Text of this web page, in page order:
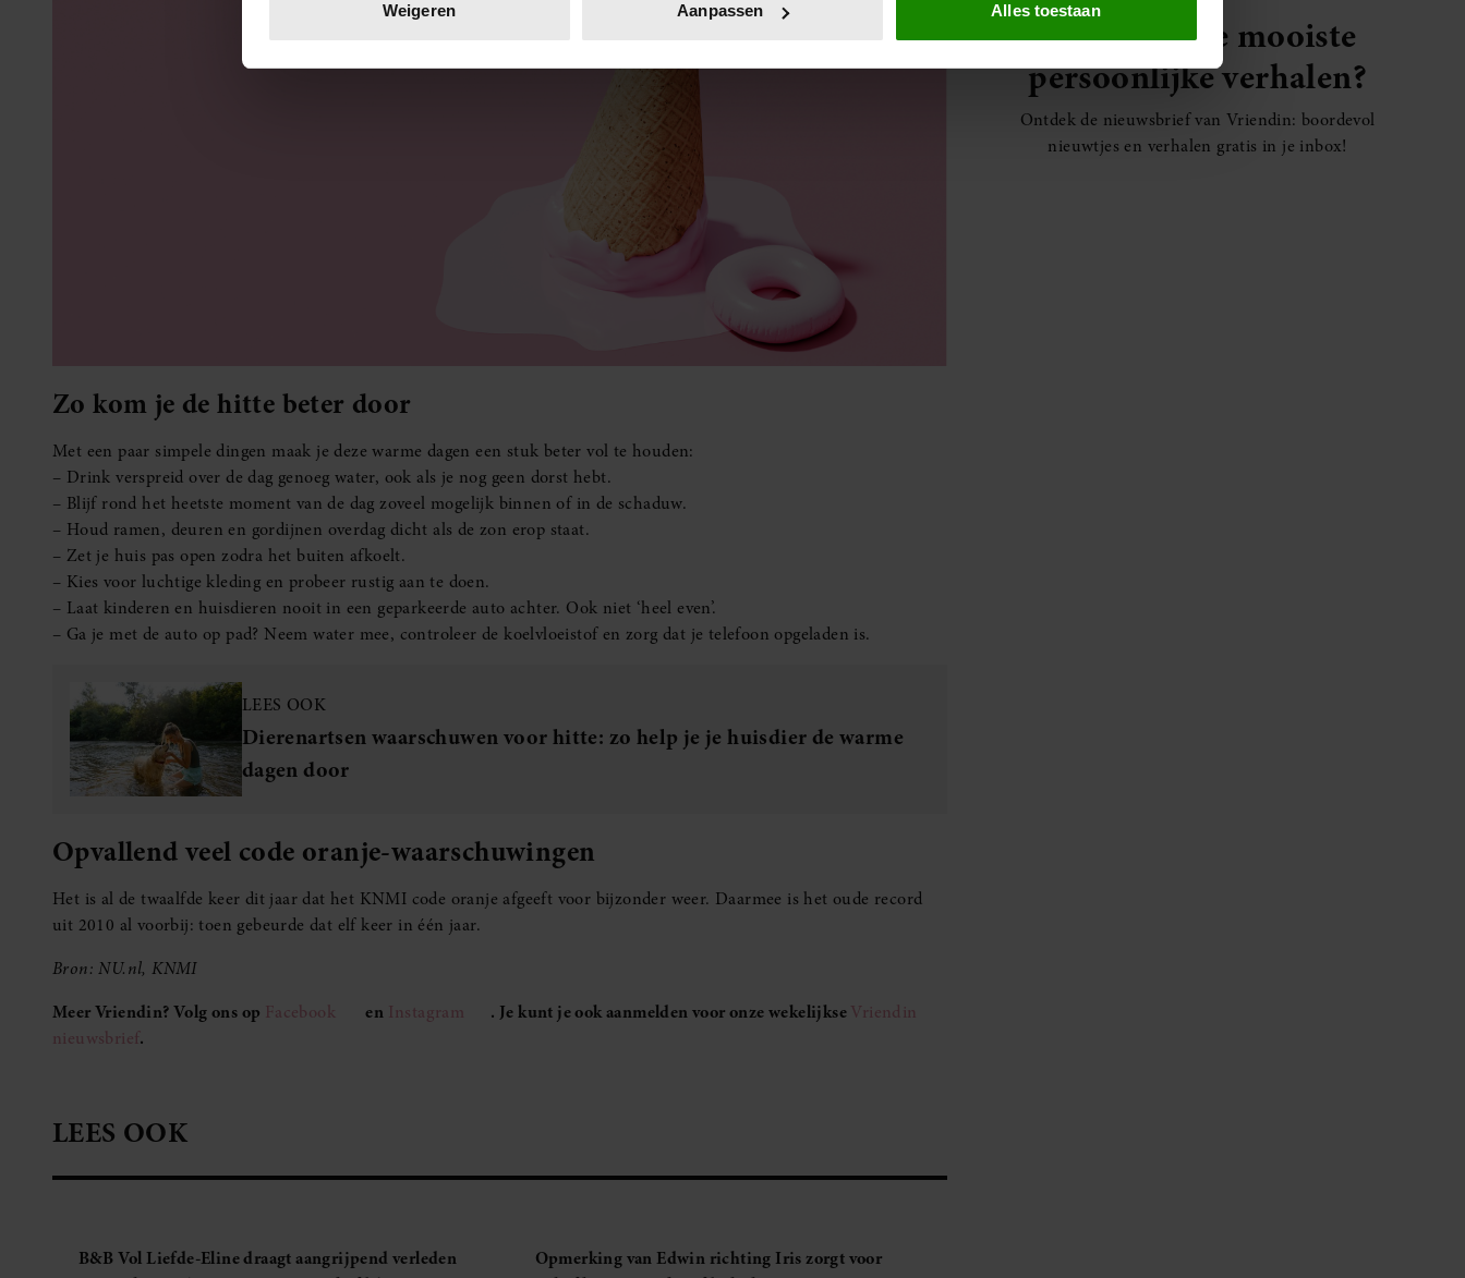
toestemming op elk moment wijzigen of intrekken in de Cookieverklaring.
We gebruiken cookies om content en advertenties te personaliseren, om functies voor social media te bieden en om ons
websiteverkeer te analyseren. Ook delen we informatie over uw gebruik van onze site met onze partners voor social
media, adverteren en analyse. Deze partners kunnen deze gegevens combineren met andere informatie die u aan ze heeft
verstrekt of die ze hebben verzameld op basis van uw gebruik van hun services. U gaat akkoord met onze cookies als u
Weigeren Aanpassen Alles toestaan
Zo kom je de hitte beter door
Met een paar simpele dingen maak je deze warme dagen een stuk beter vol te houden:
– Drink verspreid over de dag genoeg water, ook als je nog geen dorst hebt.
– Blijf rond het heetste moment van de dag zoveel mogelijk binnen of in de schaduw.
– Houd ramen, deuren en gordijnen overdag dicht als de zon erop staat.
– Zet je huis pas open zodra het buiten afkoelt.
– Kies voor luchtige kleding en probeer rustig aan te doen.
– Laat kinderen en huisdieren nooit in een geparkeerde auto achter. Ook niet ‘heel even’.
– Ga je met de auto op pad? Neem water mee, controleer de koelvloeistof en zorg dat je telefoon opgeladen is.
LEES OOK
Dierenartsen waarschuwen voor hitte: zo help je je huisdier de warme
dagen door
Opvallend veel code oranje-waarschuwingen
Het is al de twaalfde keer dit jaar dat het KNMI code oranje afgeeft voor bijzonder weer. Daarmee is het oude record
uit 2010 al voorbij: toen gebeurde dat elf keer in één jaar.
Bron: NU.nl, KNMI
Meer Vriendin? Volg ons op Facebook en Instagram . Je kunt je ook aanmelden voor onze wekelijkseVriendin
nieuwsbrief.
LEES OOK
B&B Vol Liefde-Eline draagt aangrijpend verleden
Opmerking van Edwin richting Iris zorgt voor
Elke week de mooiste
persoonlijke verhalen?
Ontdek de nieuwsbrief van Vriendin: boordevol
nieuwtjes en verhalen gratis in je inbox!